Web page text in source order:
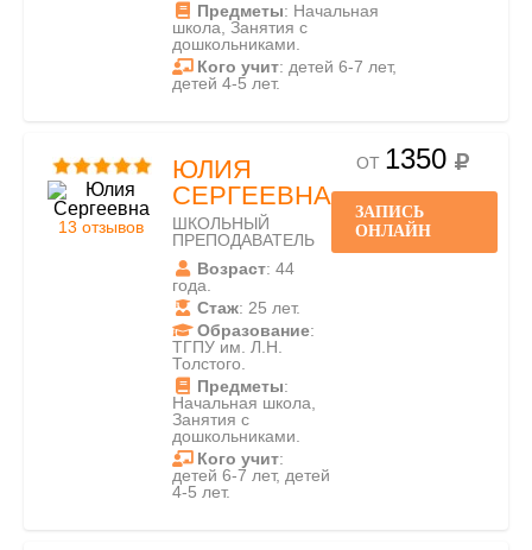
Предметы: Начальная
школа, Занятия с
дошкольниками.
Кого учит: детей 6-7 лет,
детей 4-5 лет.
13 отзывов
ЮЛИЯ
СЕРГЕЕВНА
ШКОЛЬНЫЙ
ПРЕПОДАВАТЕЛЬ
Возраст: 44
года.
Стаж: 25 лет.
Образование:
ТГПУ им. Л.Н.
Толстого.
Предметы:
Начальная школа,
Занятия с
дошкольниками.
Кого учит:
детей 6-7 лет, детей
4-5 лет.
ОТ 1350
ЗАПИСЬ
ОНЛАЙН